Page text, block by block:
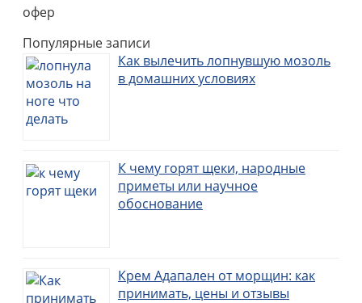
офер
Популярные записи
Как вылечить лопнувшую мозоль
в домашних условиях
К чему горят щеки, народные
приметы или научное
обоснование
Крем Адапален от морщин: как
принимать, цены и отзывы